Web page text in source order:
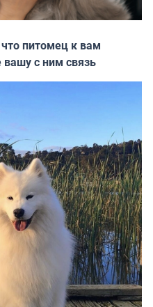
питомец к вам
с ним связь